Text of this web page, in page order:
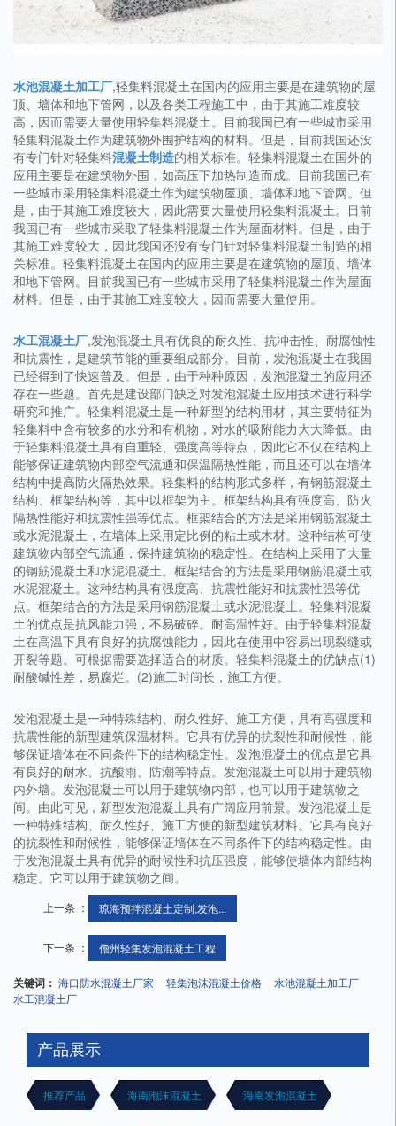
水池混凝土加工厂,轻集料混凝土在国内的应用主要是在建筑物的屋
顶、墙体和地下管网，以及各类工程施工中，由于其施工难度较
高，因而需要大量使用轻集料混凝土。目前我国已有一些城市采用
轻集料混凝土作为建筑物外围护结构的材料。但是，目前我国还没
有专门针对轻集料混凝土制造的相关标准。轻集料混凝土在国外的
应用主要是在建筑物外围，如高压下加热制造而成。目前我国已有
一些城市采用轻集料混凝土作为建筑物屋顶、墙体和地下管网。但
是，由于其施工难度较大，因此需要大量使用轻集料混凝土。目前
我国已有一些城市采取了轻集料混凝土作为屋面材料。但是，由于
其施工难度较大，因此我国还没有专门针对轻集料混凝土制造的相
关标准。轻集料混凝土在国内的应用主要是在建筑物的屋顶、墙体
和地下管网。目前我国已有一些城市采用了轻集料混凝土作为屋面
材料。但是，由于其施工难度较大，因而需要大量使用。
水工混凝土厂,发泡混凝土具有优良的耐久性、抗冲击性、耐腐蚀性
和抗震性，是建筑节能的重要组成部分。目前，发泡混凝土在我国
已经得到了快速普及。但是，由于种种原因，发泡混凝土的应用还
存在一些题。首先是建设部门缺乏对发泡混凝土应用技术进行科学
研究和推广。轻集料混凝土是一种新型的结构用材，其主要特征为
轻集料中含有较多的水分和有机物，对水的吸附能力大大降低。由
于轻集料混凝土具有自重轻、强度高等特点，因此它不仅在结构上
能够保证建筑物内部空气流通和保温隔热性能，而且还可以在墙体
结构中提高防火隔热效果。轻集料的结构形式多样，有钢筋混凝土
结构、框架结构等，其中以框架为主。框架结构具有强度高、防火
隔热性能好和抗震性强等优点。框架结合的方法是采用钢筋混凝土
或水泥混凝土，在墙体上采用定比例的粘土或木材。这种结构可使
建筑物内部空气流通，保持建筑物的稳定性。在结构上采用了大量
的钢筋混凝土和水泥混凝土。框架结合的方法是采用钢筋混凝土或
水泥混凝土。这种结构具有强度高、抗震性能好和抗震性强等优
点。框架结合的方法是采用钢筋混凝土或水泥混凝土。轻集料混凝
土的优点是抗风能力强，不易破碎。耐高温性好。由于轻集料混凝
土在高温下具有良好的抗腐蚀能力，因此在使用中容易出现裂缝或
开裂等题。可根据需要选择适合的材质。轻集料混凝土的优缺点(1)
耐酸碱性差，易腐烂。(2)施工时间长，施工方便。
发泡混凝土是一种特殊结构、耐久性好、施工方便，具有高强度和
抗震性能的新型建筑保温材料。它具有优异的抗裂性和耐候性，能
够保证墙体在不同条件下的结构稳定性。发泡混凝土的优点是它具
有良好的耐水、抗酸雨、防潮等特点。发泡混凝土可以用于建筑物
内外墙。发泡混凝土可以用于建筑物内部，也可以用于建筑物之
间。由此可见，新型发泡混凝土具有广阔应用前景。发泡混凝土是
一种特殊结构、耐久性好、施工方便的新型建筑材料。它具有良好
的抗裂性和耐候性，能够保证墙体在不同条件下的结构稳定性。由
于发泡混凝土具有优异的耐候性和抗压强度，能够使墙体内部结构
稳定。它可以用于建筑物之间。
上一条 ： 琼海预拌混凝土定制,发泡...
下一条 ： 儋州轻集发泡混凝土工程
关键词： 海口防水混凝土厂家 轻集泡沫混凝土价格
水池混凝土加工厂
水工混凝土厂
产品展示
推荐产品 海南泡沫混凝土 海南发泡混凝土